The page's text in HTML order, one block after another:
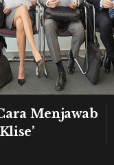
Menjawab